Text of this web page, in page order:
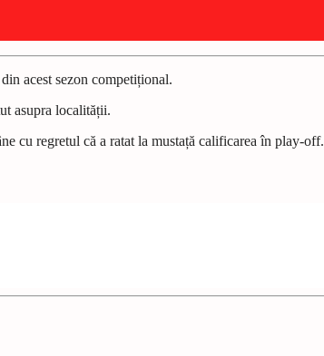
acest sezon competițional.
asupra localității.
cu regretul că a ratat la mustață calificarea în play-off.